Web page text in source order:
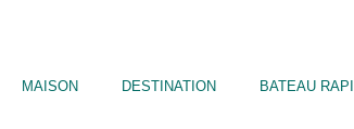
MAISON DESTINATION BATEAU